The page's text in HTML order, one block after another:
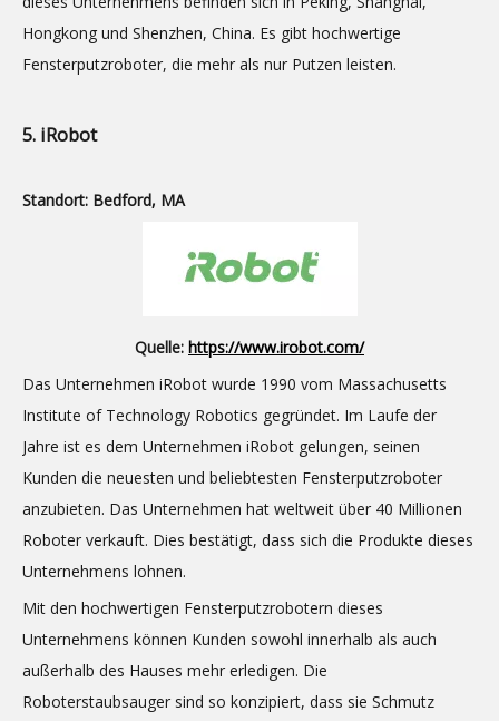
Hongkong und Shenzhen, China. Es gibt hochwertige
Fensterputzroboter, die mehr als nur Putzen leisten.
5. iRobot
Standort: Bedford, MA
Quelle: https://www.irobot.com/
Das Unternehmen iRobot wurde 1990 vom Massachusetts
Institute of Technology Robotics gegründet. Im Laufe der
Jahre ist es dem Unternehmen iRobot gelungen, seinen
Kunden die neuesten und beliebtesten Fensterputzroboter
anzubieten. Das Unternehmen hat weltweit über 40 Millionen
Roboter verkauft. Dies bestätigt, dass sich die Produkte dieses
Unternehmens lohnen.
Mit den hochwertigen Fensterputzrobotern dieses
Unternehmens können Kunden sowohl innerhalb als auch
außerhalb des Hauses mehr erledigen. Die
Roboterstaubsauger sind so konzipiert, dass sie Schmutz